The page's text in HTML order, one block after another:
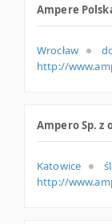
Ampere
Wrocław
http://
Katowice
http://